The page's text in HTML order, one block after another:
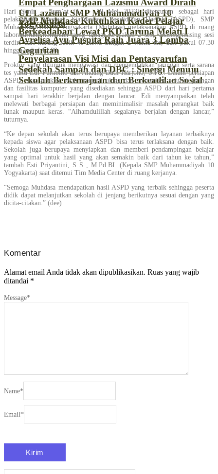
UL Lazismu SMP Muhammadiyah 10
Yogyakarta
SMP Muhdasa Kukuhkan Kader Pelajar
Berkeadaban Lewat PKD Taruna Melati I
Avrelisa Ayu Puspita Raih Juara 3 Lomba
Geguritan
Penyelarasan Visi Misi dan Pentasyarufan
Sedekah Sampah dan DBC : Sinergi Menuju
Sekolah Berkemajuan dan Berkeadilan Sosial
Hari Senin – Jum’at (15 – 19 Mei 2023) ditentukan sebagai hari
pelaksanaan Asesmen Standarisasi Pendidikan Daerah (ASPD), SMP
Muhammadiyah 10 Yogyakarta (Muhdasa) melaksanakan ASPD di ruang
laboraturium komputer yang dibagi ke dalam 2 sesi. Masing-masing sesi
terdiri dari kurang lebih 40 siswa dengan 2 waktu tes, dari pukul 07.30
hingga pukul 12.00.
Proktor yang ditunjuk mengawasi dan mengendalikan jaringan serta sarana
tes yaitu Edi Purnomo dan Andang Budi Harjono, S.Pd.. Dalam persiapan
ASPD, para proktor telah menguji ulang dan memeriksa seluruh jaringan
dan fasilitas komputer yang disediakan sehingga ASPD dari hari pertama
sampai hari terakhir berjalan dengan lancar. Edi menyampaikan telah
melewati berbagai persiapan dan meminimalisir masalah perangkat baik
lunak maupun keras. “Alhamdulillah segalanya berjalan dengan lancar,”
tuturnya.
“Ke depan sekolah akan terus berupaya memberikan layanan terbaiknya
kepada siswa agar pelaksanaan ASPD bisa terus terlaksana dengan baik.
Sekolah juga berupaya menyiapkan dan memberi pendampingan belajar
yang optimal untuk hasil yang akan semakin baik dari tahun ke tahun,”
tambah Esti Priyantini, S S , M.Pd.BI. (Kepala SMP Muhammadiyah 10
Yogyakarta) saat ditemui Tim Media Center di ruang kerjanya.
“Semoga Muhdasa mendapatkan hasil ASPD yang terbaik sehingga peserta
didik dapat melanjutkan sekolah di jenjang berikutnya sesuai dengan yang
dicita-citakan.” (dee)
Komentar
Alamat email Anda tidak akan dipublikasikan. Ruas yang wajib
ditandai *
Message*
Name*
Email*